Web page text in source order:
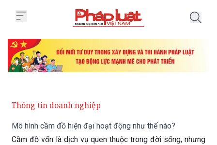
Thông tin doanh nghiệp
Mô hình cầm đồ hiện đại hoạt động như thế nào?
Cầm đồ vốn là dịch vụ quen thuộc trong đời sống, nhưng